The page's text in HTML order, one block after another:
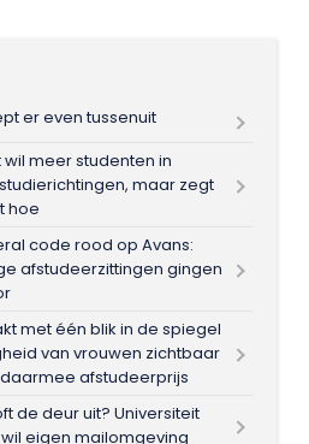
er even tussenuit
wil meer studenten in
maar zegt
hoe
code rood op Avans:
afstudeerzittingen gingen
met één blik in de spiegel
van vrouwen zichtbaar
afstudeerprijs
de deur uit? Universiteit
eigen mailomgeving